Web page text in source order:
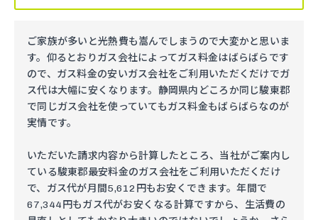
ご家族が多いと光熱費も嵩んでしまうので大変かと思いま
す。仰るとおりガス会社によってガス料金はばらばらです
ので、ガス料金の安いガス会社をご利用いただくだけでガ
ス代は大幅に安くなります。静岡県内どころか同じ駿東郡
で同じガス会社を使っていてもガス料金もばらばらなのが
実情です。
いただいた請求内容から計算したところ、当社がご案内し
ている駿東郡最安料金のガス会社をご利用いただくだけ
で、ガス代が月間5,612円もお安くできます。年間で
67,344円もガス代がお安くなる計算ですから、生活費の